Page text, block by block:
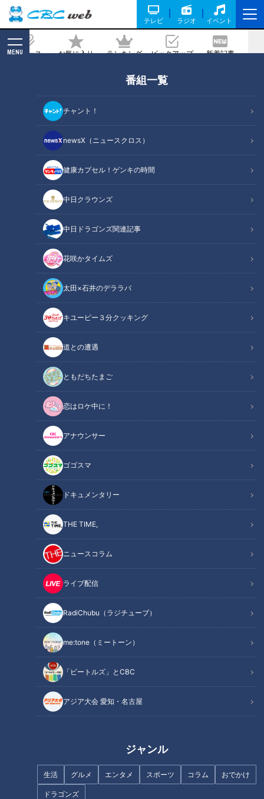
テレビ ラジオ イベント
ニュース お気に入り ランキング ピックアップ 新着記事
MENU
番組一覧
チャント！
newsX（ニュースクロス）
健康カプセル！ゲンキの時間
中日クラウンズ
中日ドラゴンズ関連記事
花咲かタイムズ
太田×石井のデララバ
キユーピー３分クッキング
道との遭遇
ともだちたまご
恋はロケ中に！
アナウンサー
ゴゴスマ
ドキュメンタリー
THE TIME,
ニュースコラム
ライブ配信
RadiChubu（ラジチューブ）
me:tone（ミートーン）
「ビートルズ」とCBC
アジア大会 愛知・名古屋
ジャンル
生活 グルメ エンタメ スポーツ コラム おでかけ
ドラゴンズ
も注意が必要です。難病「道化師様魚鱗
癬」と向き合った日々。将来の期待と不
安は…CBC テレビ定期配信型 ドキュメ
ンタリー「ピエロと呼ばれた息子」第３
2021/12/15 19:00
ドキュメンタリー
ピエロと呼ばれた息子
皮膚の難病『道化師様魚鱗癬』と闘う三重県松阪市に住む濵口
賀久くん。
今回の配信は、５歳の誕生日当日の様子です。
砂糖や生クリームは、痒くなってしまうため、この日は米粉や
豆乳を使った手作りケーキでお祝いしました。５歳になった賀
久くんの将来の夢は…
この他、5年間の想いや今後の期待や不安なことも両親に聞き
ました。
魚鱗癬は皮膚が乾燥して、うろこ状になり、剥がれ落ちる病気
で、中でも道化師様魚鱗癬は症状が最も重く、国内では、30
万人に1人と言われている難病です。
この配信は、道化師様魚鱗癬（どうけしようぎょりんせん）と
闘う５歳の男の子・賀久くんを追った定期配信型ドキュメンタ
リーです。
撮影：CBC福嶋カメラマン